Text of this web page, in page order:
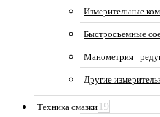
Измерительные
Быстросъемные
Манометрия_
Другие
Техника смазки 19